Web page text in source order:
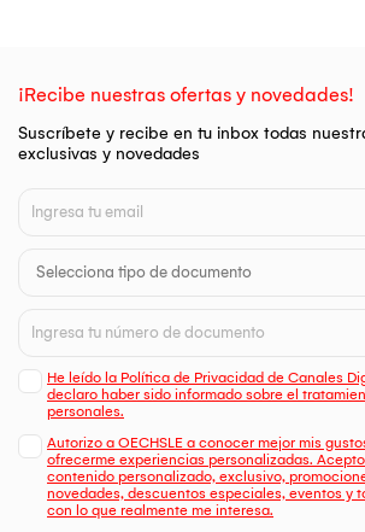
¡Recibe nuestras ofertas y novedades!
Suscríbete y recibe en tu inbox todas
exclusivas y novedades
He leído la Política de Privacidad de Canales
declaro haber sido informado sobre el
personales.
Autorizo a OECHSLE a conocer mejor mis
ofrecerme experiencias personalizadas.
contenido personalizado, exclusivo,
novedades, descuentos especiales, eventos y
con lo que realmente me interesa.